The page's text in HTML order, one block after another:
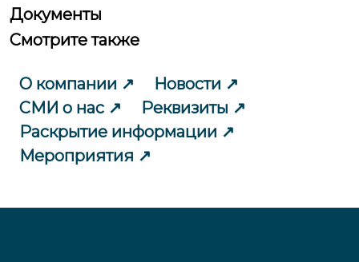
Документы
Смотрите также
О компании
Новости
СМИ о нас
Реквизиты
Раскрытие информации
Мероприятия